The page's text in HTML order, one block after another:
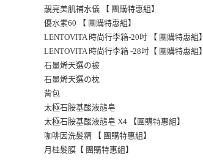
靚亮美肌補水儀 【 團購特惠組】
優水素60 【 團購特惠組】
LENTOVITA 時尚行李箱-20吋 【 團購特惠組】
LENTOVITA 時尚行李箱 -28吋【 團購特惠組】
石墨烯天選の被
石墨烯天選の枕
背包
太極石胺基酸液態皂
太極石胺基酸液態皂 X4 【團購特惠組】
咖啡因洗髮精 【 團購特惠組】
月桂髮膜【 團購特惠組】